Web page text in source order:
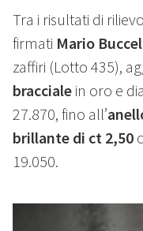
Tra i risultati di
firmati Mario
zaffiri (Lotto 435),
bracciale in oro e
27.870, fino all’
brillante di ct 2,50
19.050.